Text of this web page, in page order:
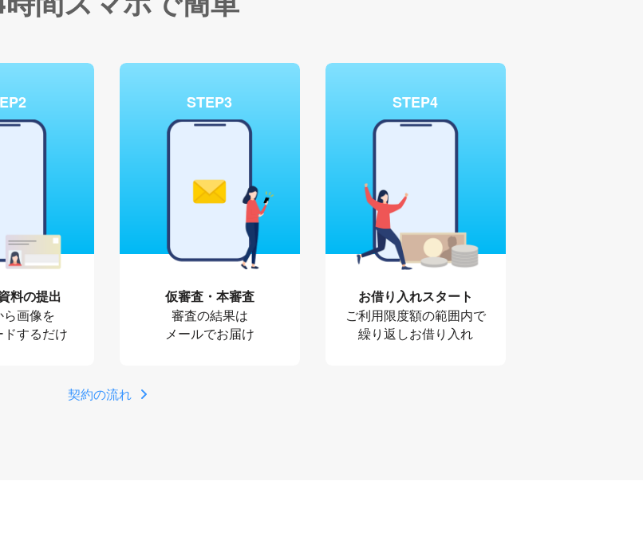
料の提出
ら画像を
するだけ
STEP3
仮審査・本審査
審査の結果は
メールでお届け
STEP4
お借り入れスタート
ご利用限度額の範囲内で
繰り返しお借り入れ
契約の流れ